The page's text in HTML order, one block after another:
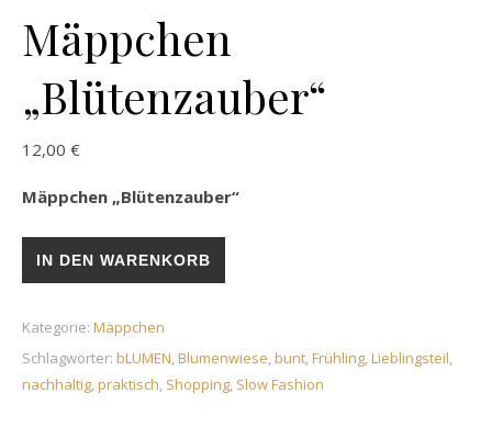
Mäppchen
„Blütenzauber“
12,00 €
Mäppchen „Blütenzauber“
IN DEN WARENKORB
Kategorie: Mäppchen
Schlagwörter: bLUMEN Blumenwiese bunt Frühling Lieblingsteil
nachhaltig praktisch Shopping Slow Fashion